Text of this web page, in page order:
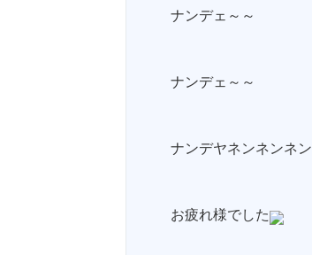
ナンデェ～～
ナンデェ～～
ナンデヤネンネンネン
お疲れ様でした